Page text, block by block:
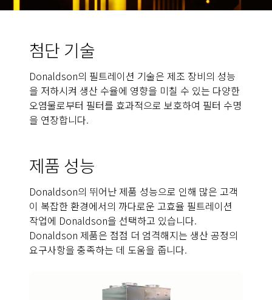
첨단 기술
Donaldson의 필트레이션 기술은 제조 장비의 성능
을 저하시켜 생산 수율에 영향을 미칠 수 있는 다양한
오염물로부터 필터를 효과적으로 보호하여 필터 수명
을 연장합니다.
제품 성능
Donaldson의 뛰어난 제품 성능으로 인해 많은 고객
이 복잡한 환경에서의 까다로운 고효율 필트레이션
작업에 Donaldson을 선택하고 있습니다.
Donaldson 제품은 점점 더 엄격해지는 생산 공정의
요구사항을 충족하는 데 도움을 줍니다.